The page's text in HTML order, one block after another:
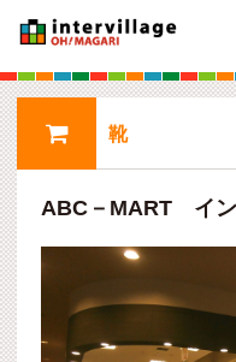
 靴
ABC－MART イン